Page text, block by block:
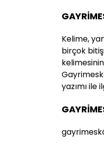
Kelime,
birçok
yazımı ile